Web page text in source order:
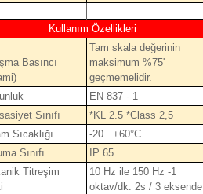
Kullanım Özellikleri
Basıncı
Tam skala değerinin
maksimum %75'
geçmemelidir.
EN 837 - 1
Sınıfı
*KL 2.5 *Class 2,5
Sıcaklığı
-20...+60°C
Sınıfı
IP 65
Titreşim
10 Hz ile 150 Hz -1
oktav/dk. 2s / 3 eksende